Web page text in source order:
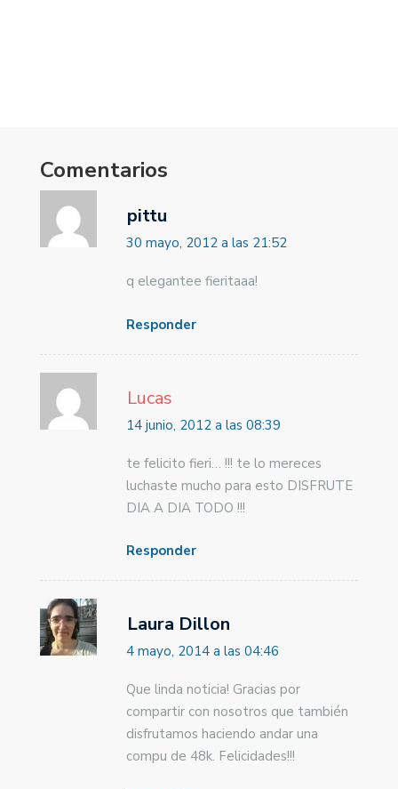
Comentarios
pittu
30 mayo, 2012 a las 21:52
q elegantee fieritaaa!
Responder
Lucas
14 junio, 2012 a las 08:39
te felicito fieri… !!! te lo mereces
luchaste mucho para esto DISFRUTE
DIA A DIA TODO !!!
Responder
Laura Dillon
4 mayo, 2014 a las 04:46
Que linda noticia! Gracias por
compartir con nosotros que también
disfrutamos haciendo andar una
compu de 48k. Felicidades!!!